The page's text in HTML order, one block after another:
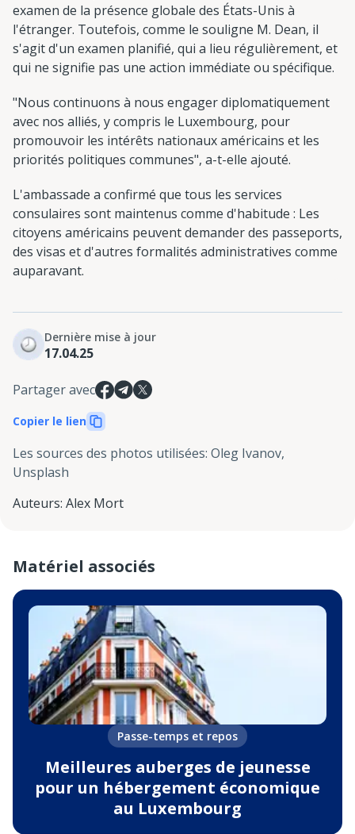
examen de la présence globale des États-Unis à
l'étranger. Toutefois, comme le souligne M. Dean, il
s'agit d'un examen planifié, qui a lieu régulièrement, et
qui ne signifie pas une action immédiate ou spécifique.
"Nous continuons à nous engager diplomatiquement
avec nos alliés, y compris le Luxembourg, pour
promouvoir les intérêts nationaux américains et les
priorités politiques communes", a-t-elle ajouté.
L'ambassade a confirmé que tous les services
consulaires sont maintenus comme d'habitude : Les
citoyens américains peuvent demander des passeports,
des visas et d'autres formalités administratives comme
auparavant.
Dernière mise à jour
17.04.25
Partager avec
Copier le lien
Les sources des photos utilisées: Oleg Ivanov,
Unsplash
Auteurs: Alex Mort
Matériel associés
Passe-temps et repos
Meilleures auberges de jeunesse
pour un hébergement économique
au Luxembourg